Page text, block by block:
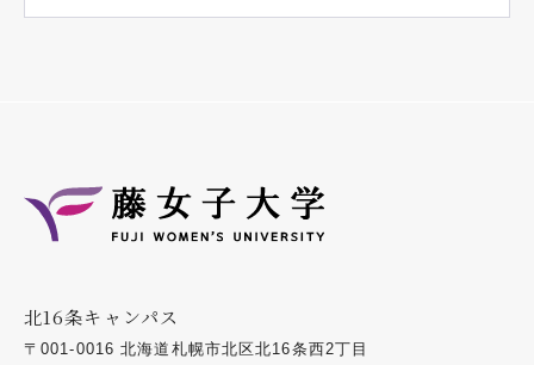
北16条キャンパス
〒001-0016 北海道札幌市北区北16条西2丁目